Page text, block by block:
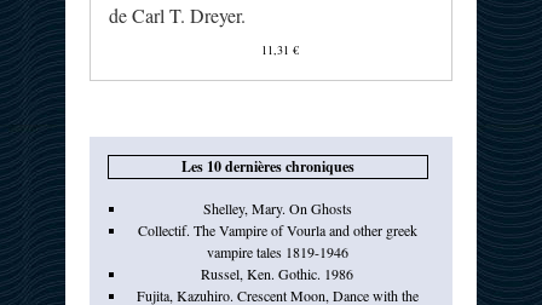
de Carl T. Dreyer.
11,31 €
Les 10 dernières chroniques
Shelley, Mary. On Ghosts
Collectif. The Vampire of Vourla and other greek
vampire tales 1819-1946
Russel, Ken. Gothic. 1986
Fujita, Kazuhiro. Crescent Moon, Dance with the